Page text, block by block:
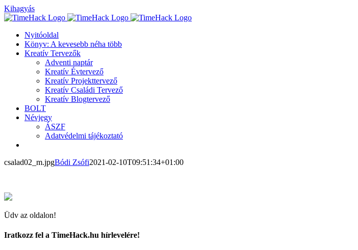
Kihagyás
Nyitóoldal
Könyv: A kevesebb néha több
Kreatív Tervezők
Adventi naptár
Kreatív Évtervező
Kreatív Projekttervező
Kreatív Családi Tervező
Kreatív Blogtervező
BOLT
Névjegy
ÁSZF
Adatvédelmi tájékoztató
csalad02_m.jpgBódi Zsófi2021-02-10T09:51:34+01:00
Üdv az oldalon!
Iratkozz fel a TimeHack.hu hírlevelére!